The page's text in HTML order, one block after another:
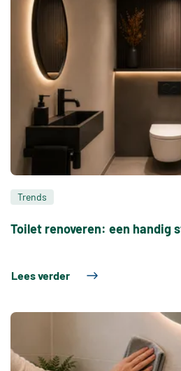
Trends
Toilet renoveren: een handig
Lees verder